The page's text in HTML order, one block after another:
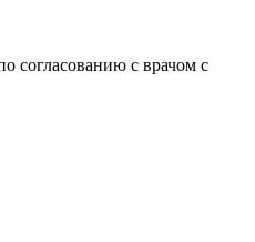
согласованию с врачом с